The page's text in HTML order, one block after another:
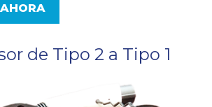
de Tipo 2 a Tipo 1